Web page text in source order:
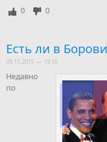
0 0
Есть ли в
09.11.2015 — 19:10
Недавно
по